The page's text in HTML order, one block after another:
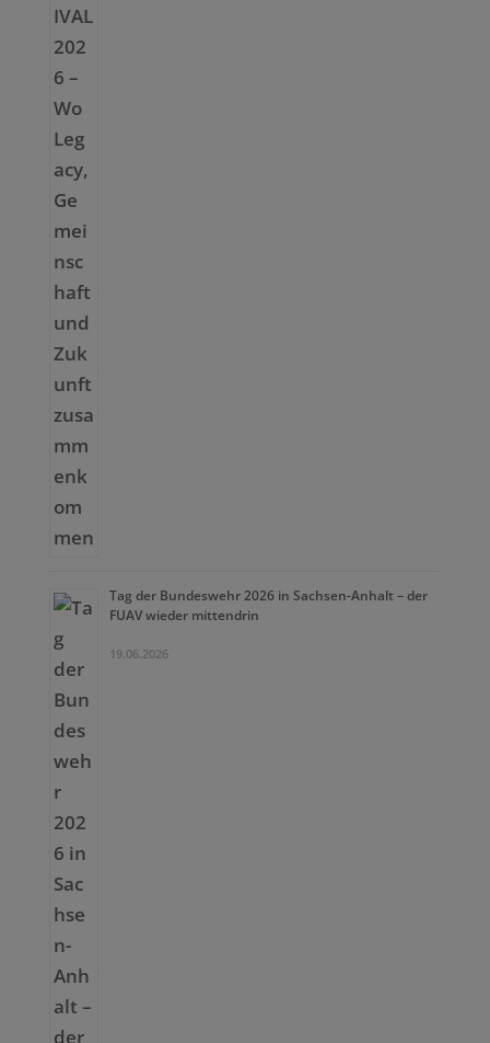
Tag der Bundeswehr 2026 in Sachsen-Anhalt – der
FUAV wieder mittendrin
19.06.2026